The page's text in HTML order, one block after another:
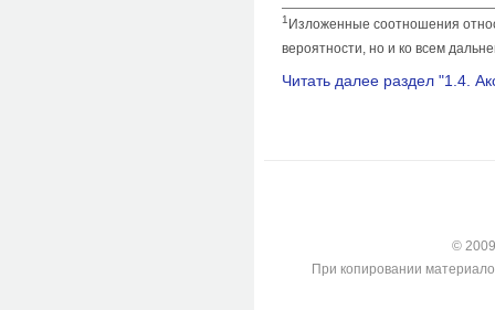
1 Изложенные соотношения
вероятности, но и ко всем
Читать далее раздел "1.4.
©
При копировании